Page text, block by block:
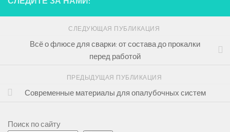
СЛЕДУЮЩАЯ ПУБЛИКАЦИЯ
Всё о флюсе для сварки: от состава до прокалки
перед работой
ПРЕДЫДУЩАЯ ПУБЛИКАЦИЯ
Современные материалы для опалубочных систем
Поиск по сайту